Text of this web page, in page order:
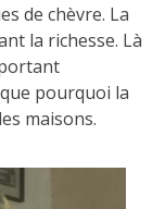
de chèvre. La
la richesse. Là
pourquoi la
maisons.